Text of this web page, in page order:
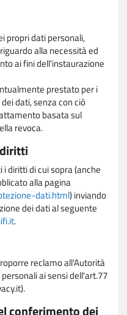
propri dati personali,
alla necessità ed
ai fini dell'instaurazione
prestato per i
dati, senza con ciò
basata sul
revoca.
diritti di cui sopra (anche
alla pagina
dati.html) inviando
dei dati al seguente
.
reclamo all'Autorità
ai sensi dell'art.77
conferimento dei